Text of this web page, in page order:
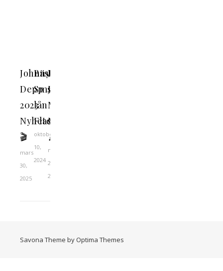
Johnny
Depp
2023
Nyheter
🎬
mars
30,
2025
Bästa
Sms-
lån
Flashback
oktober
10,
2024
Elton
John
Make:
Musik
🎶
november
22,
2024
Savona Theme by Optima Themes